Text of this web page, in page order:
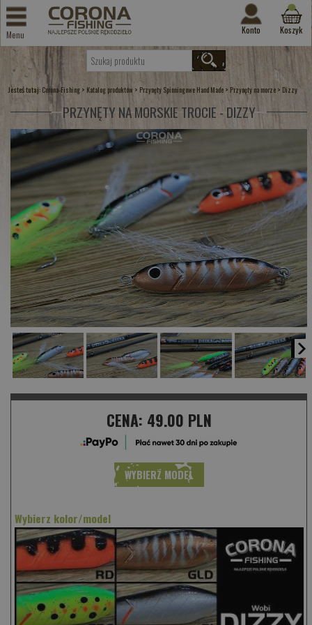
Menu Konto Koszyk
Jesteś tutaj: Corona-Fishing > Katalog produktów > Przynęty Spinningowe Hand Made > Przynęty na morze > Dizzy
PRZYNĘTY NA MORSKIE TROCIE - DIZZY
CENA: 49.00 PLN
WYBIERZ MODEL
Wybierz kolor/model